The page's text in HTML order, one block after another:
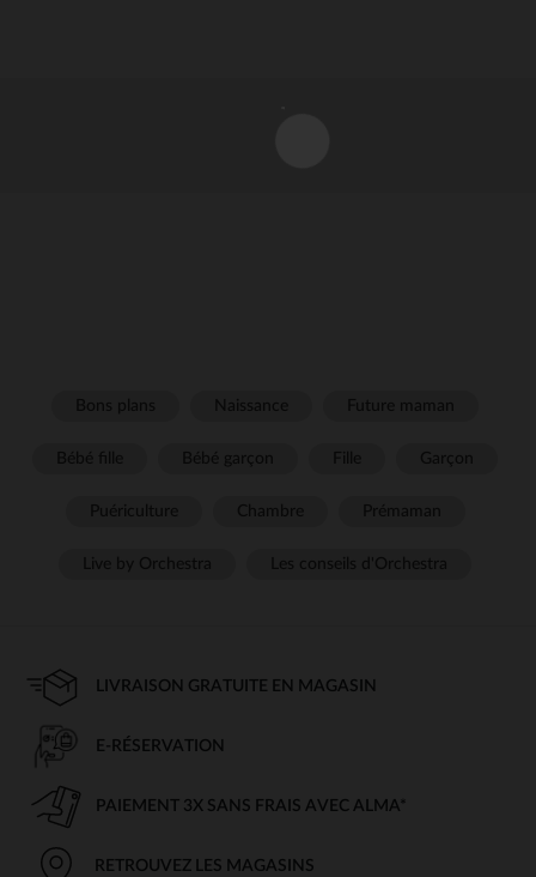
LIVRAISON GRATUITE EN MAGASIN
E-RÉSERVATION
PAIEMENT 3X SANS FRAIS AVEC ALMA*
RETROUVEZ LES MAGASINS